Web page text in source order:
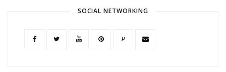
SOCIAL NETWORKING
P